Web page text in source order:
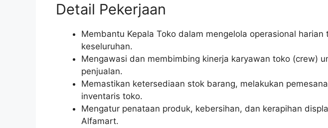
Detail Pekerjaan
Membantu Kepala Toko dalam mengelola operasional harian
keseluruhan.
Mengawasi dan membimbing kinerja karyawan toko (crew)
penjualan.
Memastikan ketersediaan stok barang, melakukan
inventaris toko.
Mengatur penataan produk, kebersihan, dan kerapihan
Alfamart.